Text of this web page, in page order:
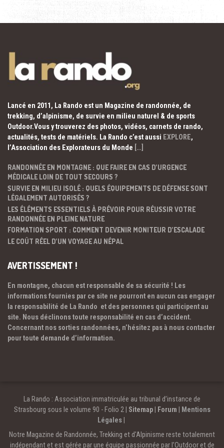
Lancé en 2011, La Rando est un Magazine de randonnée, de
trekking, d’alpinisme, de survie en milieu naturel & de sports
Outdoor.Vous y trouverez des photos, vidéos, carnets de rando,
actualités, tests de matériels. La Rando c’est aussi EXPLORE,
l’Association des Explorateurs du Monde […]
RANDONNÉE EN MONTAGNE : QUE FAIRE EN CAS D’URGENCE
MÉDICALE LOIN DE TOUT SECOURS ?
SURVIE EN MILIEU ISOLÉ : QUELS ÉQUIPEMENTS DE DÉFENSE SONT
LÉGALEMENT AUTORISÉS ?
LES ÉLÉMENTS ESSENTIELS À PRÉVOIR POUR RÉUSSIR VOTRE
RANDONNÉE EN PLEINE NATURE
FORMATION SPORT : COMMENT DEVENIR MONITEUR D’ESCALADE
LE COÛT RÉEL D’UN VOYAGE AU NÉPAL
AVERTISSEMENT !
En montagne, chacun est responsable de sa sécurité ! Les
informations fournies par ce site ne pourront en aucun cas engager
la responsabilité de La Rando et des personnes qui participent au
site. Nous déclinons toute responsabilité en cas d’accident.
Concernant nos sorties randonnées, n’hésitez pas à nous contacter
pour toute demande d’information.
La Rando : Association immatriculée au tribunal d’instance de
Strasbourg sous le volume 90 - Folio 2 | Sitemap| Forum | Mentions
Légales |
Notre Magazine de Randonnée, Trekking et d'Alpinisme reste totalement
indépendant et est gérée par une équipe passionnée par l’Outdoor et de